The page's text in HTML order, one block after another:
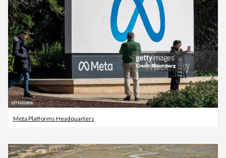
Meta Platforms Headquarters